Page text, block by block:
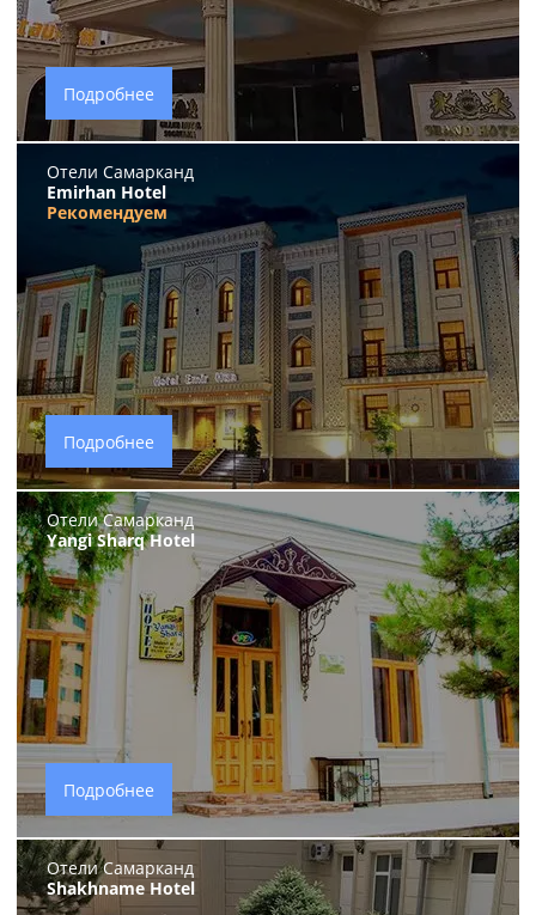
Подробнее
Отели Самарканд
Emirhan Hotel
Рекомендуем
Подробнее
Отели Самарканд
Yangi Sharq Hotel
Подробнее
Отели Самарканд
Shakhname Hotel